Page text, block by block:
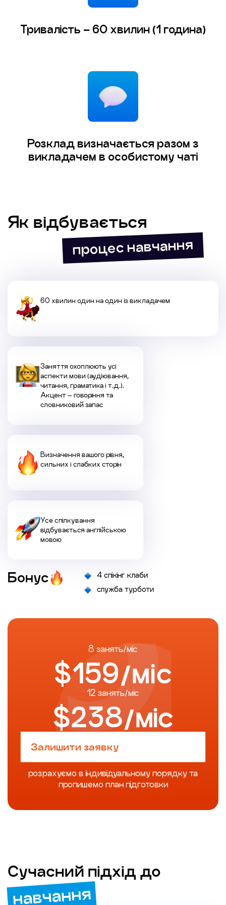
Тривалість – 60 хвилин (1 година)
Розклад визначається разом з
викладачем в особистому чаті
Як відбувається
процес навчання
60 хвилин один на один із викладачем
Заняття охоплюють усі
аспекти мови (аудіювання,
читання, граматика і т.д.).
Акцент – говоріння та
словниковий запас
Визначення вашого рівня,
сильних і слабких сторін
Усе спілкування
відбувається англійською
мовою
Бонус
4 спікінг клаби
служба турботи
8 занять/міс
$159/мiс
12 занять/міс
$238/міс
Залишити заявку
розрахуємо в індивідуальному порядку та
пропишемо план підготовки
Сучасний підхід до
навчання